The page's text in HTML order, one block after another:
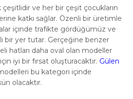
çeşitlidir ve her bir çeşit çocukların
katkı sağlar. Özenli bir üretimle
içinde trafikte gördüğümüz ve
bir yer tutar. Gerçeğine benzer
hatları daha oval olan modeller
iyi bir fırsat oluşturacaktır. Gülen
bu kategori içinde
olacaktır.